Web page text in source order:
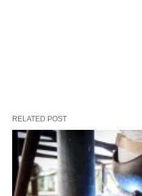
RELATED POST